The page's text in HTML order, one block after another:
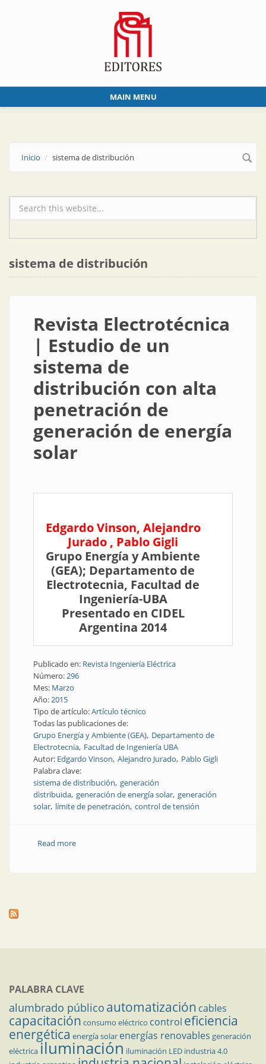
MAIN MENU
Inicio sistema de distribución
Formulario de búsqueda
sistema de distribución
Revista Electrotécnica
| Estudio de un
sistema de
distribución con alta
penetración de
generación de energía
solar
Edgardo Vinson, Alejandro
Jurado , Pablo Gigli
Grupo Energía y Ambiente
(GEA); Departamento de
Electrotecnia, Facultad de
Ingeniería-UBA
Presentado en CIDEL
Argentina 2014
Publicado en: Revista Ingeniería Eléctrica
Número:296
Mes: Marzo
Año:2015
Tipo de artículo:Artículo técnico
Todas las publicaciones de:
Grupo Energía y Ambiente (GEA) Departamento de
Electrotecnia Facultad de Ingeniería UBA
Autor: Edgardo Vinson Alejandro Jurado Pablo Gigli
Palabra clave:
sistema de distribución generación
distribuida generación de energía solar generación
solar límite de penetración control de tensión
Read moreabout Revista Electrotécnica | Estudio de un sistema
PALABRA CLAVE
alumbrado público automatización cables
capacitación consumo eléctrico control eficiencia
energética energía solar energías renovables generación
eléctricailuminación iluminación LED industria 4.0